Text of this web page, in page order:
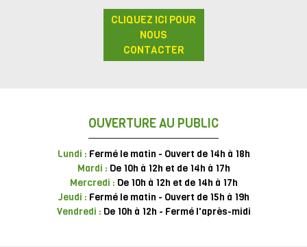
CLIQUEZ ICI POUR
NOUS
CONTACTER
OUVERTURE AU PUBLIC
Lundi : Fermé le matin - Ouvert de 14h à 18h
Mardi : De 10h à 12h et de 14h à 17h
Mercredi : De 10h à 12h et de 14h à 17h
Jeudi : Fermé le matin - Ouvert de 15h à 19h
Vendredi : De 10h à 12h - Fermé l'après-midi